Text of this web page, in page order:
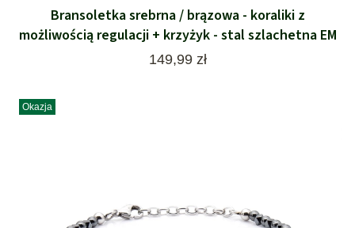
Bransoletka srebrna / brązowa - koraliki z
możliwością regulacji + krzyżyk - stal szlachetna EM
Cena
149,99 zł
Okazja